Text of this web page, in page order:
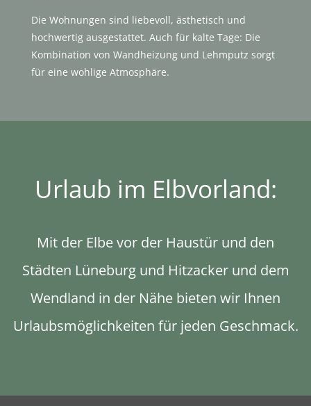
Die Wohnungen sind liebevoll, ästhetisch und
hochwertig ausgestattet. Auch für kalte Tage: Die
Kombination von Wandheizung und Lehmputz sorgt
für eine wohlige Atmosphäre.
Urlaub im Elbvorland:
Mit der Elbe vor der Haustür und den
Städten Lüneburg und Hitzacker und dem
Wendland in der Nähe bieten wir Ihnen
Urlaubsmöglichkeiten für jeden Geschmack.